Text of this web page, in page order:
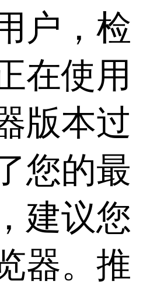
户，检
在使用
版本过
您的最
建议您
器。推